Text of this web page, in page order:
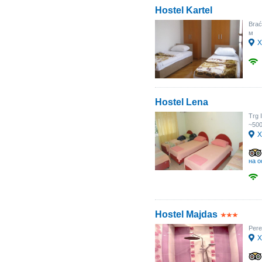
Hostel Kartel
м
Hostel Lena
Trg
на
Hostel Majdas